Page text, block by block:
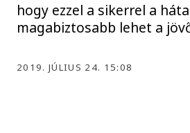
hogy ezzel a sikerrel a
magabiztosabb lehet a
2019. JÚLIUS 24. 15:08